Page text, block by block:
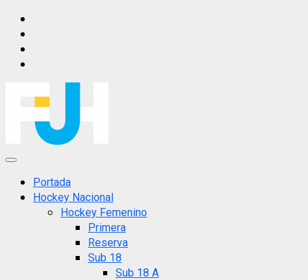
Saltar
contenido
Menú
principalPortada
Hockey Nacional
Hockey Femenino
Primera
Reserva
Sub 18
Sub 18 A